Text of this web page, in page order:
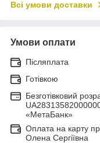
Всі умови доставки
Умови оплати
Післяплата
Готівкою
Безготівковий
«МетаБанк»
Оплата на карту
Олена Сергіївна